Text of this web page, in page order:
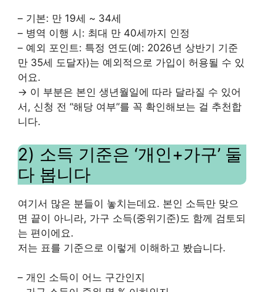
– 기본: 만 19세 ~ 34세
– 병역 이행 시: 최대 만 40세까지 인정
– 예외 포인트: 특정 연도(예: 2026년 상반기 기준
만 35세 도달자)는 예외적으로 가입이 허용될 수 있
어요.
→ 이 부분은 본인 생년월일에 따라 달라질 수 있어
서, 신청 전 “해당 여부”를 꼭 확인해보는 걸 추천합
니다.
2) 소득 기준은 ‘개인+가구’ 둘
다 봅니다
여기서 많은 분들이 놓치는데요. 본인 소득만 맞으
면 끝이 아니라, 가구 소득(중위기준)도 함께 검토되
는 편이에요.
저는 표를 기준으로 이렇게 이해하고 봤습니다.
– 개인 소득이 어느 구간인지